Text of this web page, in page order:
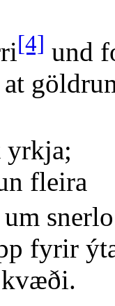
[4] und
yrkja;
fleira
snerlo
fyrir